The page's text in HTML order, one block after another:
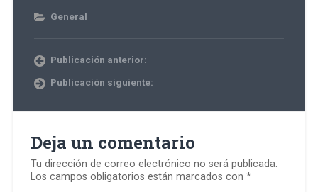
General
Publicación anterior:
Publicación siguiente:
Deja un comentario
Tu dirección de correo electrónico no será publicada.
Los campos obligatorios están marcados con *